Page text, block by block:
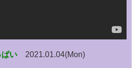
ぱい
2021.01.04(Mon)